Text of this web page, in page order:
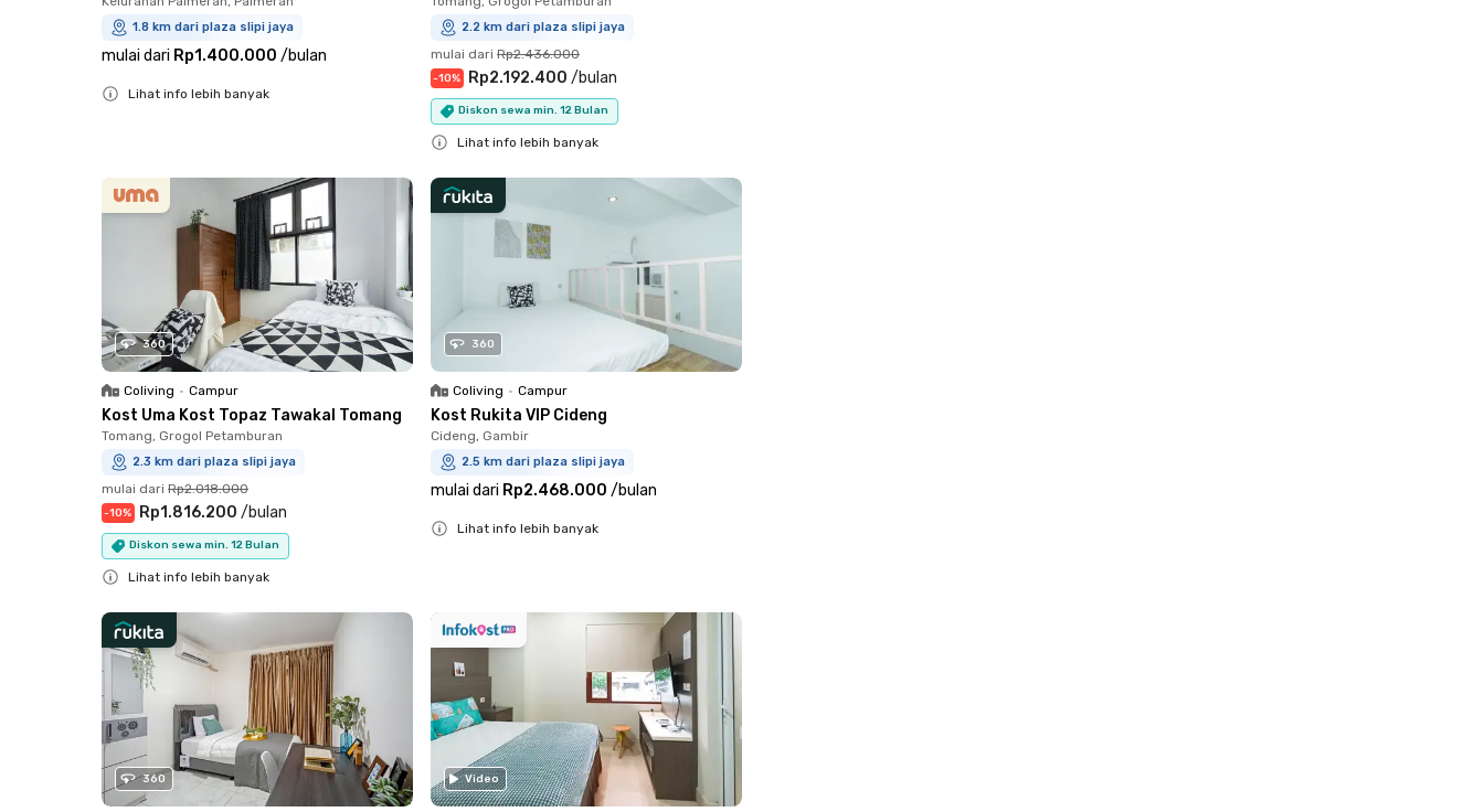
1.8 km dari plaza slipi jaya
mulai dari Rp1.400.000 /bulan
Lihat info lebih banyak
2.2 km dari plaza slipi jaya
mulai dari Rp2.436.000
-10% Rp2.192.400 /bulan
Diskon sewa min. 12 Bulan
Lihat info lebih banyak
360
Coliving • Campur
Kost Uma Kost Topaz Tawakal Tomang
Tomang, Grogol Petamburan
2.3 km dari plaza slipi jaya
mulai dari Rp2.018.000
-10% Rp1.816.200 /bulan
Diskon sewa min. 12 Bulan
Lihat info lebih banyak
360
Coliving • Campur
Kost Rukita VIP Cideng
Cideng, Gambir
2.5 km dari plaza slipi jaya
mulai dari Rp2.468.000 /bulan
Lihat info lebih banyak
360 Video